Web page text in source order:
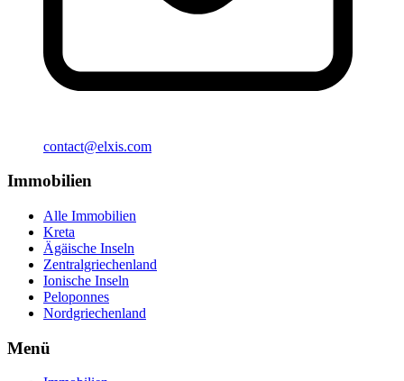
contact@elxis.com
Immobilien
Alle Immobilien
Kreta
Ägäische Inseln
Zentralgriechenland
Ionische Inseln
Peloponnes
Nordgriechenland
Menü